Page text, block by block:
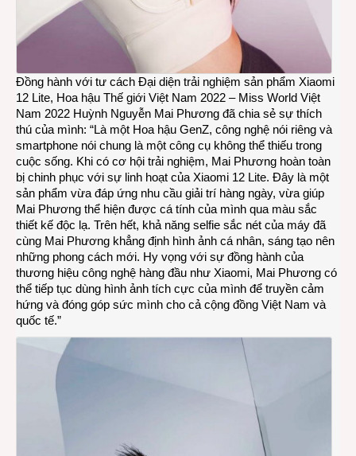
Đồng hành với tư cách Đại diện trải nghiệm sản phẩm Xiaomi
12 Lite, Hoa hậu Thế giới Việt Nam 2022 – Miss World Việt
Nam 2022 Huỳnh Nguyễn Mai Phương đã chia sẻ sự thích
thú của mình: “Là một Hoa hậu GenZ, công nghệ nói riêng và
smartphone nói chung là một công cụ không thể thiếu trong
cuộc sống. Khi có cơ hội trải nghiệm, Mai Phương hoàn toàn
bị chinh phục với sự linh hoạt của Xiaomi 12 Lite. Đây là một
sản phẩm vừa đáp ứng nhu cầu giải trí hàng ngày, vừa giúp
Mai Phương thể hiện được cá tính của mình qua màu sắc
thiết kế độc lạ. Trên hết, khả năng selfie sắc nét của máy đã
cùng Mai Phương khẳng định hình ảnh cá nhân, sáng tạo nên
những phong cách mới. Hy vọng với sự đồng hành của
thương hiệu công nghệ hàng đầu như Xiaomi, Mai Phương có
thể tiếp tục dùng hình ảnh tích cực của mình để truyền cảm
hứng và đóng góp sức mình cho cả cộng đồng Việt Nam và
quốc tế.”